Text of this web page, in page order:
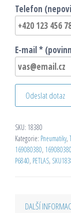
Telefon
E-mail *
Odeslat dotaz
SKU: 18380
Kategorie: Pneumatiky,
169080380,
P6840, PETLAS,
DALŠÍ